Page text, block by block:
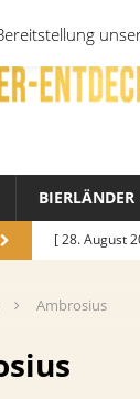
BIERLÄNDER
[ 28. August
[ 14.
Ambrosius